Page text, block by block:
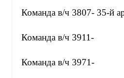
Команда в/ч 3807- 35-й
Команда в/ч 3911-
Команда в/ч 3971-